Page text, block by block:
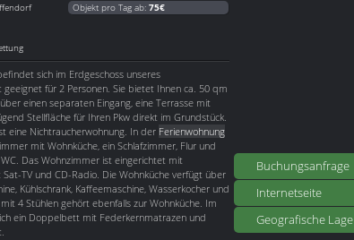
Buchungsanfrage
Internetseite
Geografische Lage
Objekt pro Tag ab: 75€
sich im Erdgeschoss unseres
geeignet für 2 Personen. Sie bietet Ihnen ca. 50 qm
einen separaten Eingang, eine Terrasse mit
Stellfläche für Ihren Pkw direkt im Grundstück.
eine Nichtraucherwohnung. In der Ferienwohnung
mit Wohnküche, ein Schlafzimmer, Flur und
Das Wohnzimmer ist eingerichtet mit
TV und CD-Radio. Die Wohnküche verfügt über
Kühlschrank, Kaffeemaschine, Wasserkocher und
4 Stühlen gehört ebenfalls zur Wohnküche. Im
ein Doppelbett mit Federkernmatrazen und